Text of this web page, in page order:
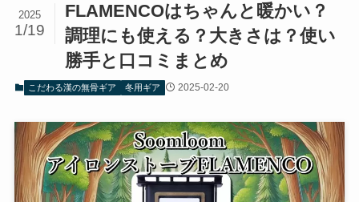
FLAMENCOはちゃんと暖かい？
調理にも使える？大きさは？使い
勝手と口コミまとめ
2025
1/19
こだわる漢の無骨ギア 冬用ギア 2025-02-20